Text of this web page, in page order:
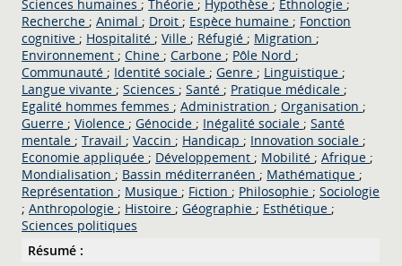
Sciences humaines ; Théorie ; Hypothèse ; Ethnologie ;
Recherche ; Animal ; Droit ; Espèce humaine ; Fonction
cognitive ; Hospitalité ; Ville ; Réfugié ; Migration ;
Environnement ; Chine ; Carbone ; Pôle Nord ;
Communauté ; Identité sociale ; Genre ; Linguistique ;
Langue vivante ; Sciences ; Santé ; Pratique médicale ;
Egalité hommes femmes ; Administration ; Organisation ;
Guerre ; Violence ; Génocide ; Inégalité sociale ; Santé
mentale ; Travail ; Vaccin ; Handicap ; Innovation sociale ;
Economie appliquée ; Développement ; Mobilité ; Afrique ;
Mondialisation ; Bassin méditerranéen ; Mathématique ;
Représentation ; Musique ; Fiction ; Philosophie ; Sociologie
; Anthropologie ; Histoire ; Géographie ; Esthétique ;
Sciences politiques
Résumé :